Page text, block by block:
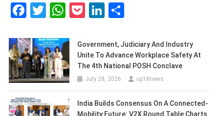
Facebook
Twitter
WhatsApp
PocketLinkedIn
Government, Judiciary And Industry
Unite To Advance Workplace Safety At
The 4th National POSH Conclave
July 28, 2026 up18news
India Builds Consensus On A Connected-
Mobility Future: V2X Round Table Charts